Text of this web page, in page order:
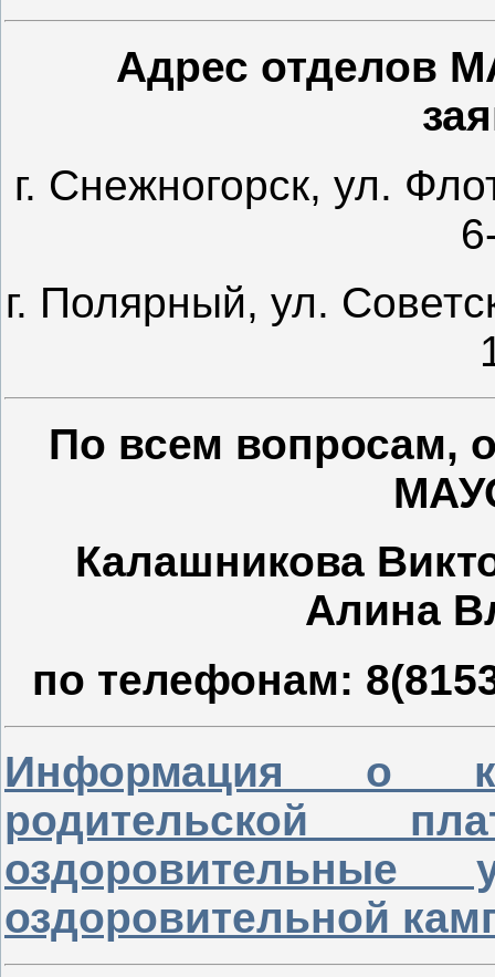
Адрес отделов
г. Снежногорск, ул.
г. Полярный, ул.
По всем вопросам,
Калашникова
Алина
по телефонам:
Информация о
родительской
оздоровительной